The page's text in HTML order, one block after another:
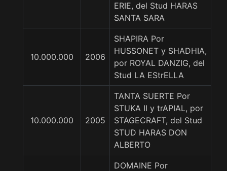
ERIE, del Stud HARAS
SANTA SARA
10.000.000 2006
SHAPIRA Por
HUSSONET y SHADHIA,
por ROYAL DANZIG, del
Stud LA EStrELLA
10.000.000 2005
TANTA SUERTE Por
STUKA II y trAPIAL, por
STAGECRAFT, del Stud
STUD HARAS DON
ALBERTO
DOMAINE Por